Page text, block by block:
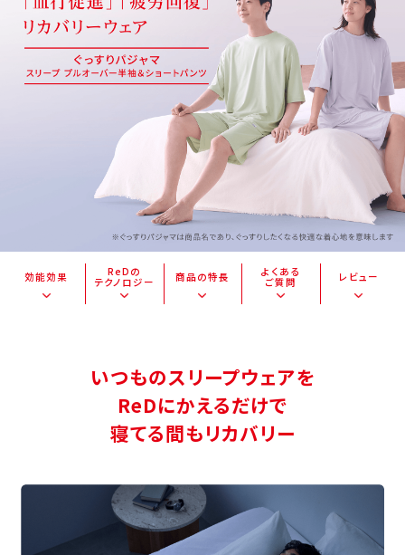
効能効果
ReDの
テクノロジー
商品の特長
よくある
ご質問
レビュー
いつものスリープウェアを
ReDにかえるだけで
寝てる間もリカバリー